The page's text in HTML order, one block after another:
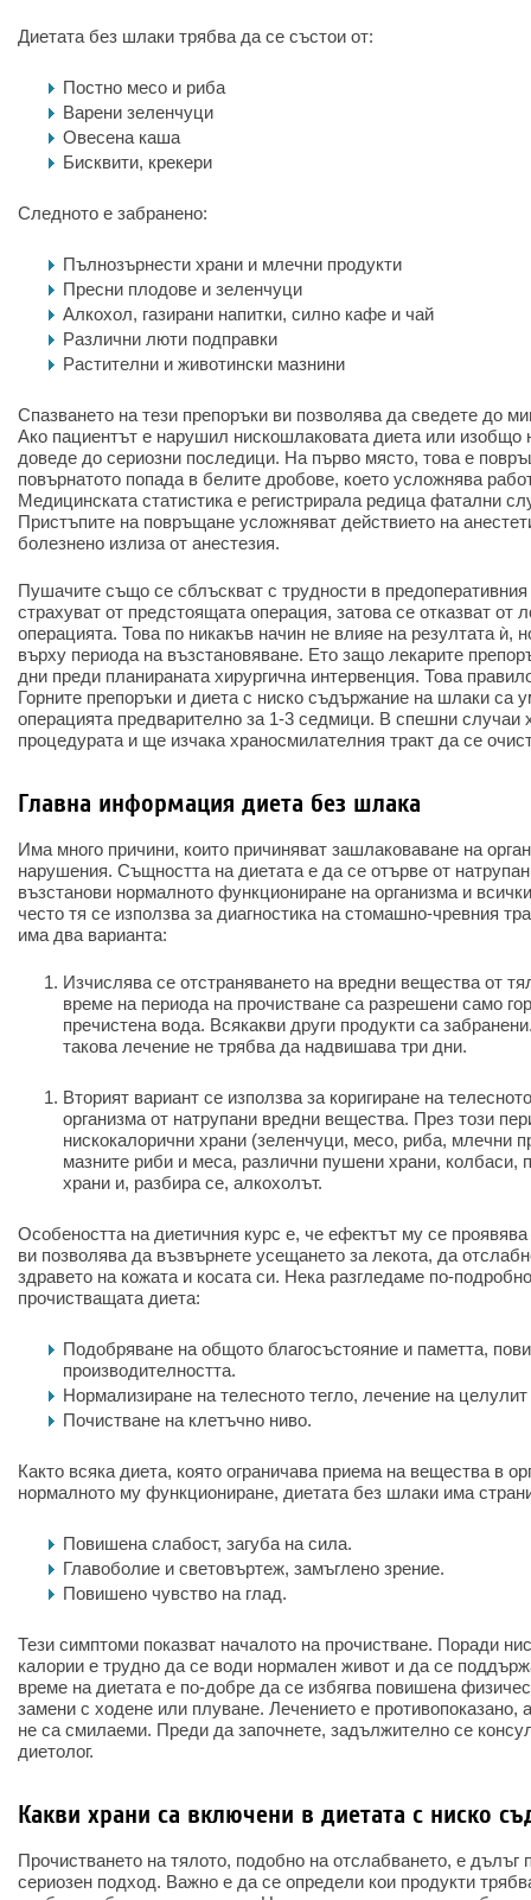
Диетата без шлаки трябва да се състои от:
Постно месо и риба
Варени зеленчуци
Овесена каша
Бисквити, крекери
Следното е забранено:
Пълнозърнести храни и млечни продукти
Пресни плодове и зеленчуци
Алкохол, газирани напитки, силно кафе и чай
Различни люти подправки
Растителни и животински мазнини
Спазването на тези препоръки ви позволява да сведете до
Ако пациентът е нарушил нискошлаковата диета или изобщо
доведе до сериозни последици. На първо място, това е
повърнатото попада в белите дробове, което усложнява
Медицинската статистика е регистрирала редица фатални
Пристъпите на повръщане усложняват действието на
болезнено излиза от анестезия.
Пушачите също се сблъскват с трудности в
страхуват от предстоящата операция, затова се отказват от
операцията. Това по никакъв начин не влияе на резултата ѝ,
върху периода на възстановяване. Ето защо лекарите
дни преди планираната хирургична интервенция. Това
Горните препоръки и диета с ниско съдържание на шлаки са
операцията предварително за 1-3 седмици. В спешни случаи
процедурата и ще изчака храносмилателния тракт да се
Главна информация диета без шлака
Има много причини, които причиняват зашлаковаване на
нарушения. Същността на диетата е да се отърве от
възстанови нормалното функциониране на организма и
често тя се използва за диагностика на стомашно-чревния
има два варианта:
Изчислява се отстраняването на вредни вещества от
време на периода на прочистване са разрешени само
пречистена вода. Всякакви други продукти са
такова лечение не трябва да надвишава три дни.
Вторият вариант се използва за коригиране на
организма от натрупани вредни вещества. През този
нискокалорични храни (зеленчуци, месо, риба, млечни
мазните риби и меса, различни пушени храни, колбаси,
храни и, разбира се, алкохолът.
Особеността на диетичния курс е, че ефектът му се
ви позволява да възвърнете усещането за лекота, да
здравето на кожата и косата си. Нека разгледаме по-
прочистващата диета:
Подобряване на общото благосъстояние и паметта,
производителността.
Нормализиране на телесното тегло, лечение на
Почистване на клетъчно ниво.
Както всяка диета, която ограничава приема на вещества в
нормалното му функциониране, диетата без шлаки има
Повишена слабост, загуба на сила.
Главоболие и световъртеж, замъглено зрение.
Повишено чувство на глад.
Тези симптоми показват началото на прочистване. Поради
калории е трудно да се води нормален живот и да се
време на диетата е по-добре да се избягва повишена
замени с ходене или плуване. Лечението е противопоказано,
не са смилаеми. Преди да започнете, задължително се
диетолог.
Какви храни са включени в диетата с ниско
Прочистването на тялото, подобно на отслабването, е дълъг
сериозен подход. Важно е да се определи кои продукти